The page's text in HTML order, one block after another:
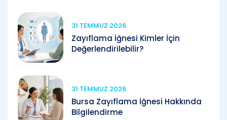
31 TEMMUZ 2026
Zayıflama İğnesi Kimler İçin
Değerlendirilebilir?
31 TEMMUZ 2026
Bursa Zayıflama İğnesi Hakkında
Bilgilendirme